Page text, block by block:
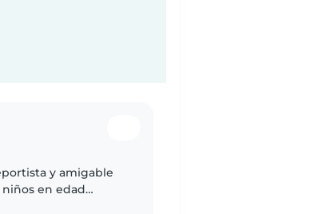
y amigable
en edad